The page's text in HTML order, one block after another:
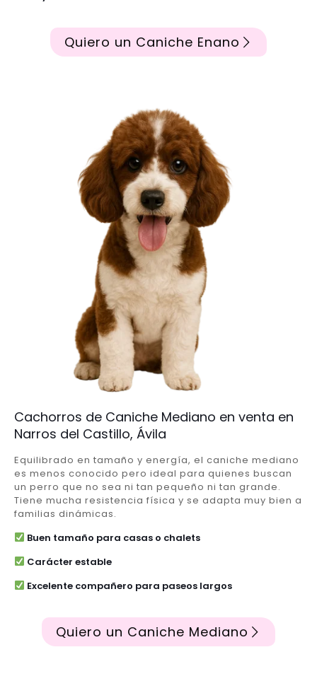
Quiero un Caniche Enano
Cachorros de Caniche Mediano en venta en
Narros del Castillo, Ávila
Equilibrado en tamaño y energía, el caniche mediano
es menos conocido pero ideal para quienes buscan
un perro que no sea ni tan pequeño ni tan grande.
Tiene mucha resistencia física y se adapta muy bien a
familias dinámicas.
Buen tamaño para casas o chalets
Carácter estable
Excelente compañero para paseos largos
Quiero un Caniche Mediano